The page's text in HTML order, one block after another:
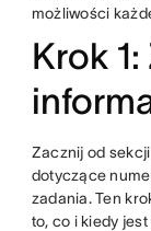
możliwości
Krok
Zacznij od sekcji
dotyczące
zadania. Ten
to, co i kiedy